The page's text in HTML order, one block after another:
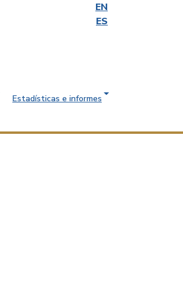
EN
ES
Estadísticas e informes